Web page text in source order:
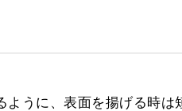
うに、表面を揚げる時は